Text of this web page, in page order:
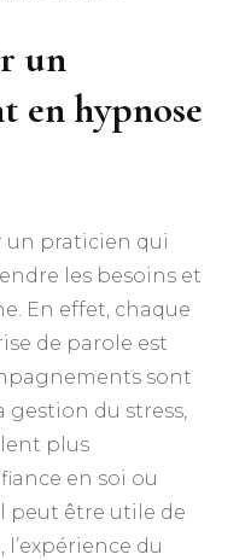
un
en hypnose
un praticien qui
les besoins et
En effet, chaque
de parole est
sont
gestion du stress,
plus
en soi ou
peut être utile de
du